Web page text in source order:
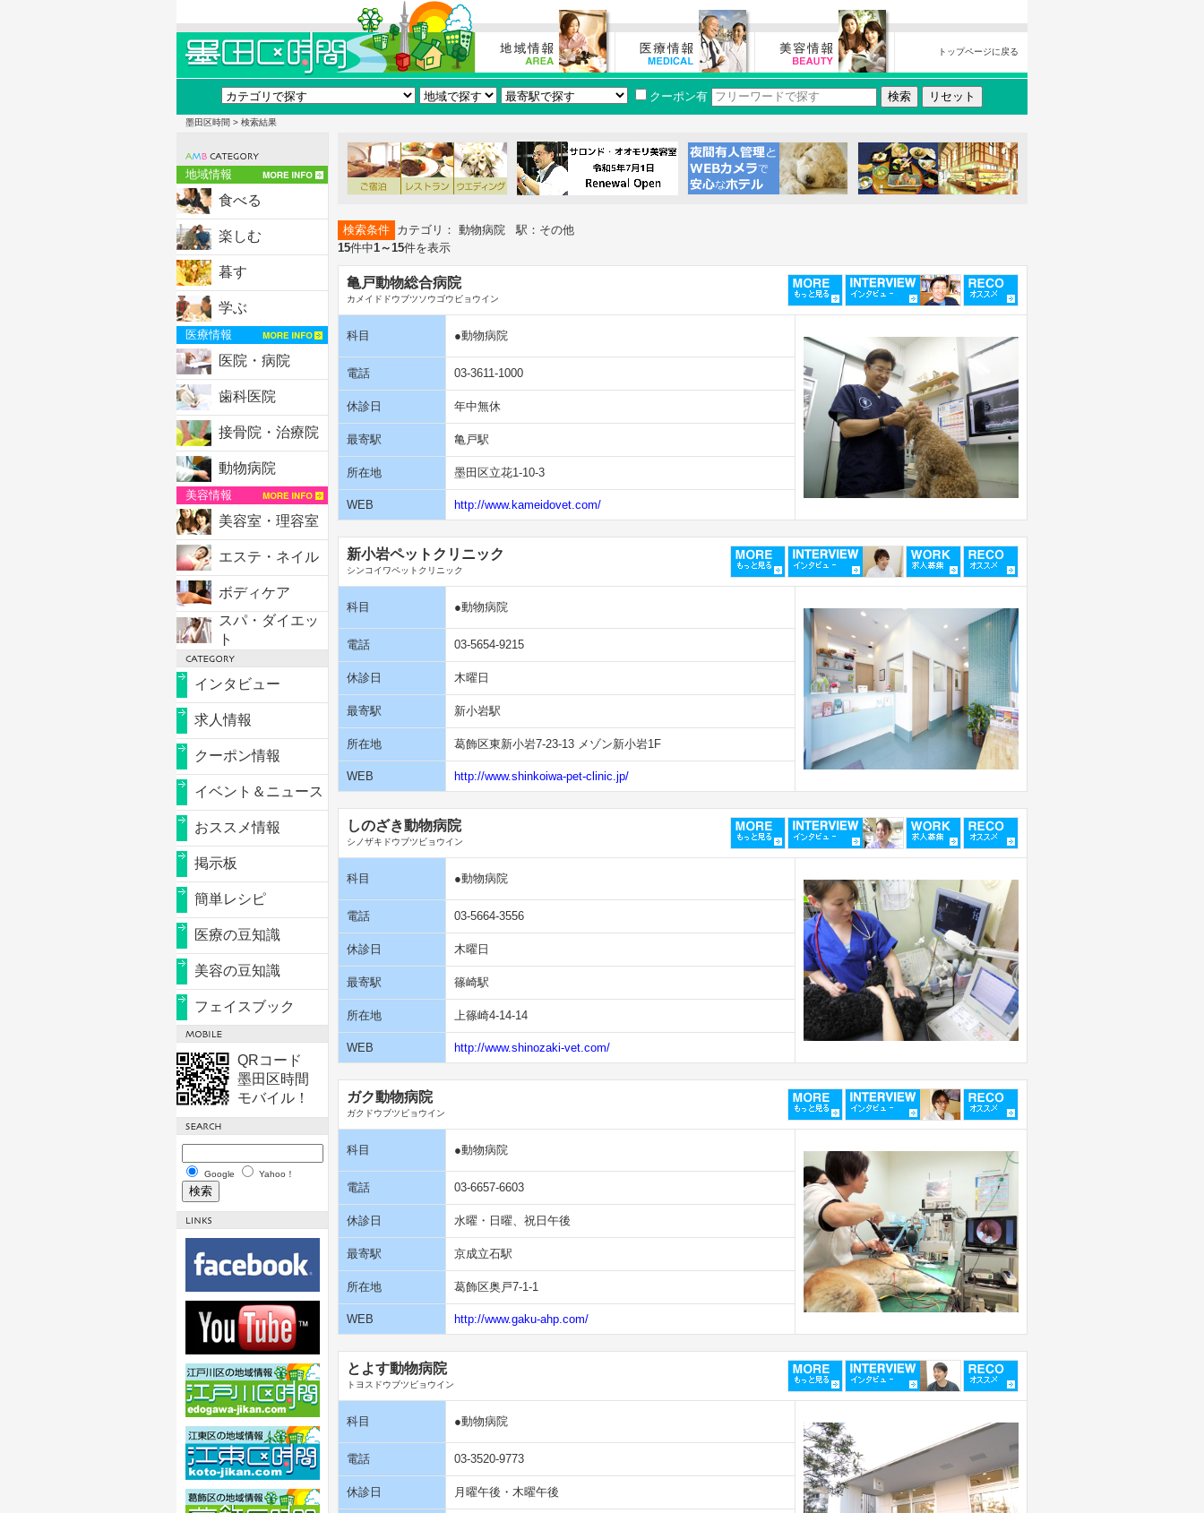
トップページに戻る
クーポン有
墨田区時間 > 検索結果
地域情報
食べる
楽しむ
暮す
学ぶ
医療情報
医院・病院
歯科医院
接骨院・治療院
動物病院
美容情報
美容室・理容室
エステ・ネイル
ボディケア
スパ・ダイエッ
ト
インタビュー
求人情報
クーポン情報
イベント＆ニュース
おススメ情報
掲示板
簡単レシピ
医療の豆知識
美容の豆知識
フェイスブック
QRコード
墨田区時間
モバイル！
Google Yahoo！
検索条件 カテゴリ： 動物病院 駅：その他
15件中1～15件を表示
亀戸動物総合病院
カメイドドウブツソウゴウビョウイン
科目 ●動物病院
電話 03-3611-1000
休診日 年中無休
最寄駅 亀戸駅
所在地 墨田区立花1-10-3
WEB http://www.kameidovet.com/
新小岩ペットクリニック
シンコイワペットクリニック
科目 ●動物病院
電話 03-5654-9215
休診日 木曜日
最寄駅 新小岩駅
所在地 葛飾区東新小岩7-23-13 メゾン新小岩1F
WEB http://www.shinkoiwa-pet-clinic.jp/
しのざき動物病院
シノザキドウブツビョウイン
科目 ●動物病院
電話 03-5664-3556
休診日 木曜日
最寄駅 篠崎駅
所在地 上篠崎4-14-14
WEB http://www.shinozaki-vet.com/
ガク動物病院
ガクドウブツビョウイン
科目 ●動物病院
電話 03-6657-6603
休診日 水曜・日曜、祝日午後
最寄駅 京成立石駅
所在地 葛飾区奥戸7-1-1
WEB http://www.gaku-ahp.com/
とよす動物病院
トヨスドウブツビョウイン
科目 ●動物病院
電話 03-3520-9773
休診日 月曜午後・木曜午後